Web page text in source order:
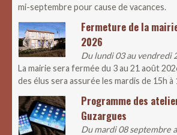
mi-septembre pour cause de vacances.
Fermeture de la
2026
Du lundi 03 au vendredi
La mairie sera fermée du 3 au 21 août
des élus sera assurée les mardis de 15h à
Programme des
Guzargues
Du mardi 08 septembre